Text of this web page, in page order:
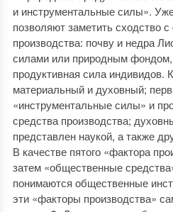
и инструментальные силы».
позволяют заметить сходство
производства: почву и недра
силами или природным фондом,
продуктивная сила индивидов.
материальный и духовный;
«инструментальные силы» и
средства производства;
представлен наукой, а также
В качестве пятого «фактора
затем «общественные
понимаются общественные
эти «факторы производства»